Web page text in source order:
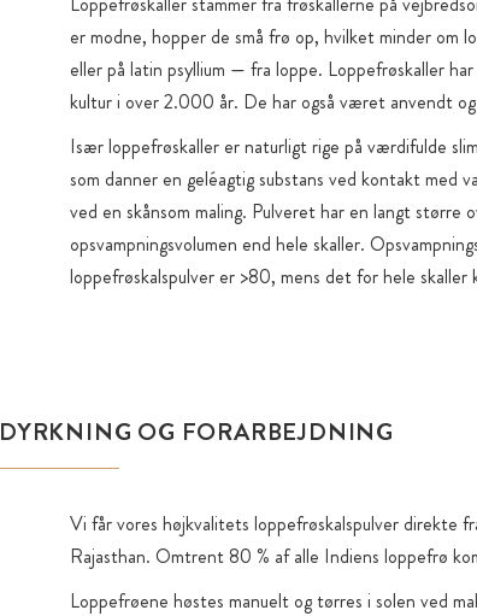
er modne, hopper de små frø op, hvilket minder
eller på latin psyllium — fra loppe. Loppefrøskaller
kultur i over 2.000 år. De har også været anvendt
Især loppefrøskaller er naturligt rige på værdifulde
som danner en geléagtig substans ved kontakt
ved en skånsom maling. Pulveret har en langt
opsvampningsvolumen end hele skaller.
loppefrøskalspulver er >80, mens det for hele skaller
DYRKNING OG FORARBEJDNING
Vi får vores højkvalitets loppefrøskalspulver direkte
Rajasthan. Omtrent 80 % af alle Indiens loppefrø
Loppefrøene høstes manuelt og tørres i solen ved